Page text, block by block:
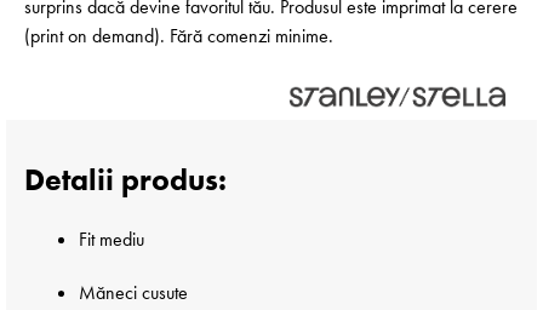
surprins dacă devine favoritul tău. Produsul este imprimat la cerere
(print on demand). Fără comenzi minime.
Detalii produs:
Fit mediu
Măneci cusute